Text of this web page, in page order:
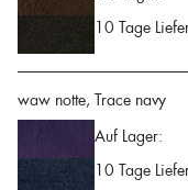
10 Tage
waw notte, Trace navy
Auf Lager:
10 Tage